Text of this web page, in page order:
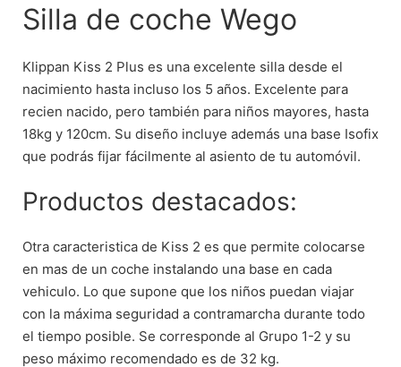
Silla de coche Wego
Klippan Kiss 2 Plus es una excelente silla desde el
nacimiento hasta incluso los 5 años. Excelente para
recien nacido, pero también para niños mayores, hasta
18kg y 120cm. Su diseño incluye además una base Isofix
que podrás fijar fácilmente al asiento de tu automóvil.
Productos destacados:
Otra caracteristica de Kiss 2 es que permite colocarse
en mas de un coche instalando una base en cada
vehiculo. Lo que supone que los niños puedan viajar
con la máxima seguridad a contramarcha durante todo
el tiempo posible. Se corresponde al Grupo 1-2 y su
peso máximo recomendado es de 32 kg.